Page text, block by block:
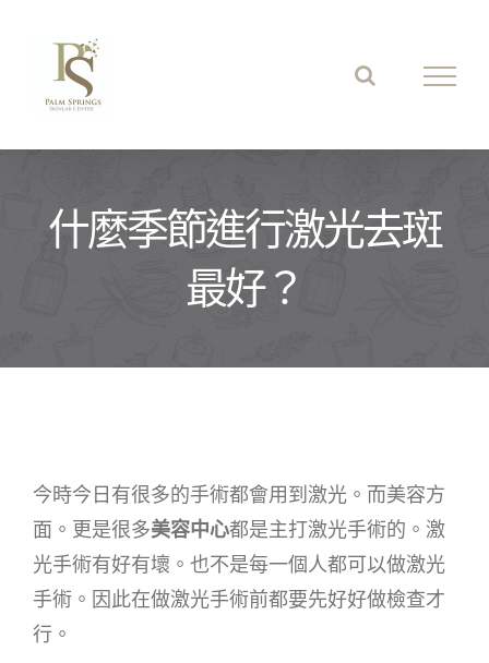
content
什麼季節進行激光去斑
最好？
今時今日有很多的手術都會用到激光。而美容方
面。更是很多美容中心都是主打激光手術的。激
光手術有好有壞。也不是每一個人都可以做激光
手術。因此在做激光手術前都要先好好做檢查才
行。